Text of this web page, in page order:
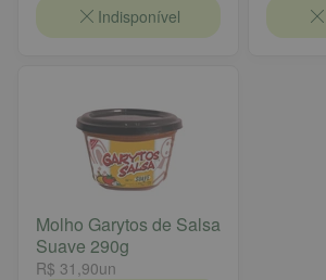
Indisponível
Molho Garytos de Salsa
Suave 290g
R$ 31,90un